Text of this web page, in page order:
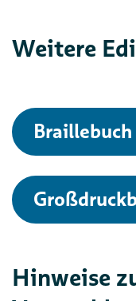
Weitere
Hinweise